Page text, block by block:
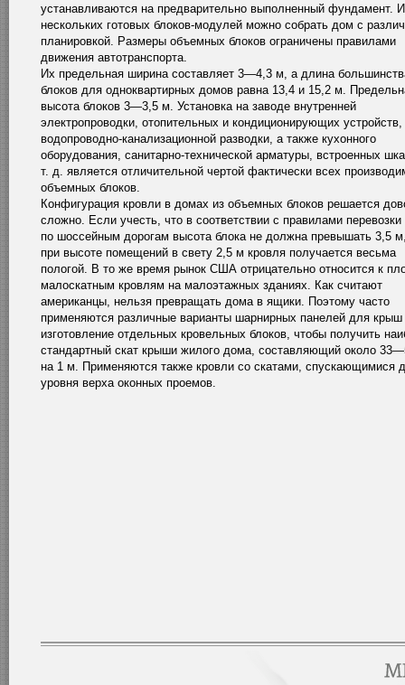
устанавливаются на предварительно выполненный фундамент.
нескольких готовых блоков-модулей можно собрать дом с
планировкой. Размеры объемных блоков ограничены правилами
движения автотранспорта.
Их предельная ширина составляет 3—4,3 м, а длина
блоков для одноквартирных домов равна 13,4 и 15,2 м.
высота блоков 3—3,5 м. Установка на заводе внутренней
электропроводки, отопительных и кондиционирующих устройств,
водопроводно-канализационной разводки, а также кухонного
оборудования, санитарно-технической арматуры, встроенных
т. д. является отличительной чертой фактически всех
объемных блоков.
Конфигурация кровли в домах из объемных блоков решается
сложно. Если учесть, что в соответствии с правилами перевозки
по шоссейным дорогам высота блока не должна превышать 3,5
при высоте помещений в свету 2,5 м кровля получается весьма
пологой. В то же время рынок США отрицательно относится к
малоскатным кровлям на малоэтажных зданиях. Как считают
американцы, нельзя превращать дома в ящики. Поэтому часто
применяются различные варианты шарнирных панелей для крыш
изготовление отдельных кровельных блоков, чтобы получить
стандартный скат крыши жилого дома, составляющий около
на 1 м. Применяются также кровли со скатами, спускающимися
уровня верха оконных проемов.